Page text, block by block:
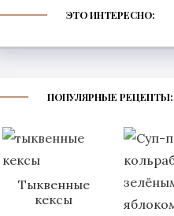
ЭТО ИНТЕРЕСНО:
ПОПУЛЯРНЫЕ РЕЦЕПТЫ:
Тыквенные
кексы